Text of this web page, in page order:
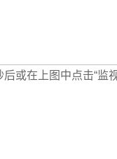
或在上图中点击“监